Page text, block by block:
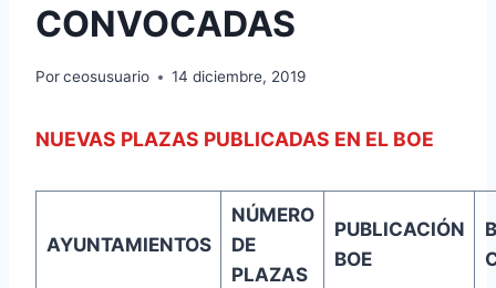
CONVOCADAS
Porceosusuario 14 diciembre, 2019
NUEVAS PLAZAS PUBLICADAS EN EL BOE
AYUNTAMIENTOS
NÚMERO
DE
PLAZAS
PUBLICACIÓN
BOE